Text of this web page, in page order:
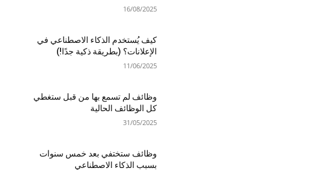
16/08/2025
كيف يُستخدم الذكاء الاصطناعي في
الإعلانات؟ (بطريقة ذكية جدًا!)
11/06/2025
وظائف لم تسمع بها من قبل ستغطي
كل الوظائف الحالية
31/05/2025
وظائف ستختفي بعد خمس سنوات
بسبب الذكاء الاصطناعي